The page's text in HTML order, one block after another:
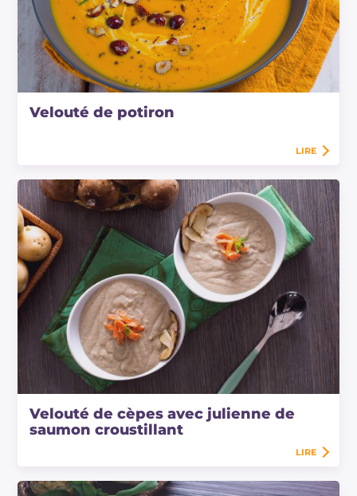
Velouté de potiron
LIRE
Velouté de cèpes avec julienne de
saumon croustillant
LIRE